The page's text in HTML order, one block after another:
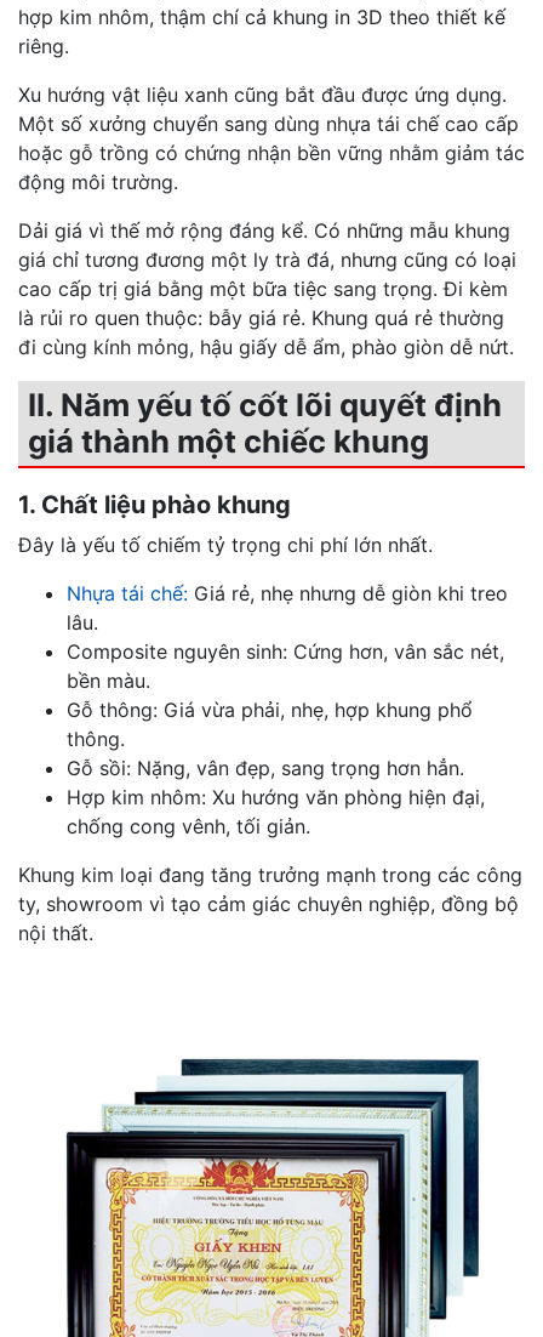
hợp kim nhôm, thậm chí cả khung in 3D theo thiết kế
riêng.
Xu hướng vật liệu xanh cũng bắt đầu được ứng dụng.
Một số xưởng chuyển sang dùng nhựa tái chế cao cấp
hoặc gỗ trồng có chứng nhận bền vững nhằm giảm tác
động môi trường.
Dải giá vì thế mở rộng đáng kể. Có những mẫu khung
giá chỉ tương đương một ly trà đá, nhưng cũng có loại
cao cấp trị giá bằng một bữa tiệc sang trọng. Đi kèm
là rủi ro quen thuộc: bẫy giá rẻ. Khung quá rẻ thường
đi cùng kính mỏng, hậu giấy dễ ẩm, phào giòn dễ nứt.
II. Năm yếu tố cốt lõi quyết định
giá thành một chiếc khung
1. Chất liệu phào khung
Đây là yếu tố chiếm tỷ trọng chi phí lớn nhất.
Nhựa tái chế: Giá rẻ, nhẹ nhưng dễ giòn khi treo
lâu.
Composite nguyên sinh: Cứng hơn, vân sắc nét,
bền màu.
Gỗ thông: Giá vừa phải, nhẹ, hợp khung phổ
thông.
Gỗ sồi: Nặng, vân đẹp, sang trọng hơn hẳn.
Hợp kim nhôm: Xu hướng văn phòng hiện đại,
chống cong vênh, tối giản.
Khung kim loại đang tăng trưởng mạnh trong các công
ty, showroom vì tạo cảm giác chuyên nghiệp, đồng bộ
nội thất.